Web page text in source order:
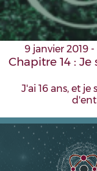
9 janvier 2019-
Chapitre 14 :
J'ai 16 ans, et je